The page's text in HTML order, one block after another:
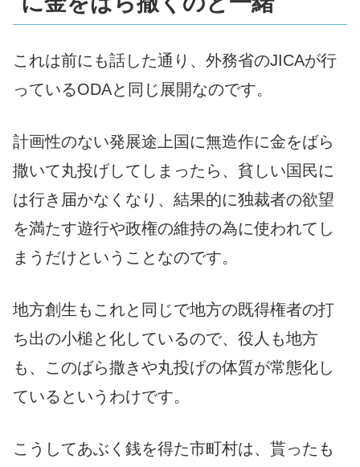
これは前にも話した通り、外務省のJICAが行
っているODAと同じ展開なのです。
計画性のない発展途上国に無造作に金をばら
撒いて丸投げしてしまったら、貧しい国民に
は行き届かなくなり、結果的に独裁者の欲望
を満たす遊行や政権の維持の為に使われてし
まうだけということなのです。
地方創生もこれと同じで地方の既得権者の打
ち出の小槌と化しているので、役人も地方
も、このばら撒きや丸投げの体質が常態化し
ているというわけです。
こうしてあぶく銭を得た市町村は、貰ったも